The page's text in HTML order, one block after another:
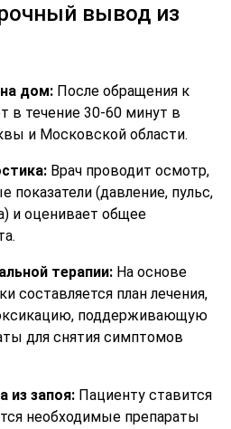
вывод из
дом: После обращения к
в течение 30-60 минут в
и Московской области.
Врач проводит осмотр,
показатели (давление, пульс,
и оценивает общее
терапии: На основе
составляется план лечения,
поддерживающую
для снятия симптомов
из запоя: Пациенту ставится
необходимые препараты